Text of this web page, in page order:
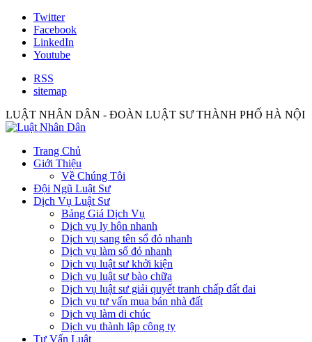
Twitter
Facebook
LinkedIn
Youtube
RSS
sitemap
LUẬT NHÂN DÂN - ĐOÀN LUẬT SƯ THÀNH PHỐ HÀ NỘI
Trang Chủ
Giới Thiệu
Về Chúng Tôi
Đội Ngũ Luật Sư
Dịch Vụ Luật Sư
Bảng Giá Dịch Vụ
Dịch vụ ly hôn nhanh
Dịch vụ sang tên sổ đỏ nhanh
Dịch vụ làm sổ đỏ nhanh
Dịch vụ luật sư khởi kiện
Dịch vụ luật sư bào chữa
Dịch vụ luật sư giải quyết tranh chấp đất đai
Dịch vụ tư vấn mua bán nhà đất
Dịch vụ làm di chúc
Dịch vụ thành lập công ty
Tư Vấn Luật